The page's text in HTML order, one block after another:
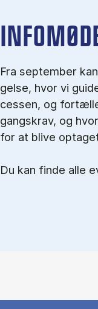
Fra september
gel­se, hvor vi
ces­sen, og
gangs­krav, og
for at blive
Du kan finde alle